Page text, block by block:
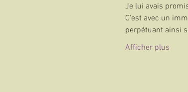
Je lui avais
C'est avec un
perpétuant ainsi
Afficher plus